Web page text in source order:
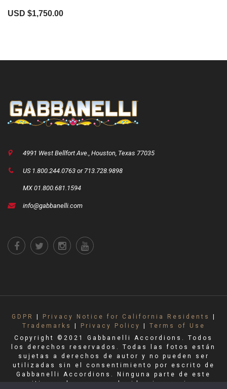
USD $1,750.00
4991 West Bellfort Ave., Houston, Texas 77035
US 1.800.244.0763 or 713.728.9898
MX 01.800.681.1594
info@gabbanelli.com
GDPR Privacy Notice for California Residents
Trademarks
Privacy Policy
Terms of Use
Copyright ©2021 Gabbanelli Accordions. Todos
los derechos reservados. Todas las fotos están
sujetas a derechos de autor y no pueden ser
utilizadas sin el consentimiento por escrito de
Gabbanelli Accordions. Ninguna parte de este
sitio puede ser reproducida sin permiso.